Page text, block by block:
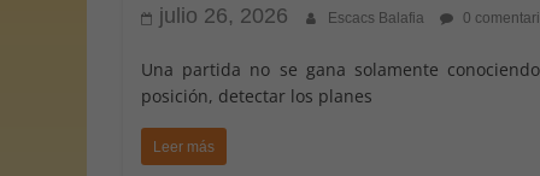
julio 26, 2026 Escacs Balafia 0
Una partida no se gana solamente
posición, detectar los planes
Leer más